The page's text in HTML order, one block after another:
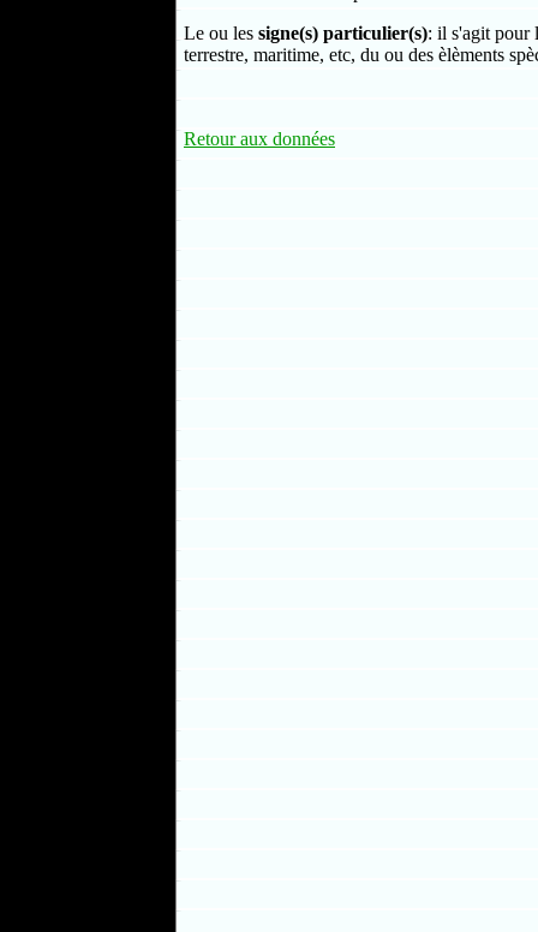
Le ou les signe(s) particulier(s): il s'agit pour
terrestre, maritime, etc, du ou des èlèments
Retour aux données